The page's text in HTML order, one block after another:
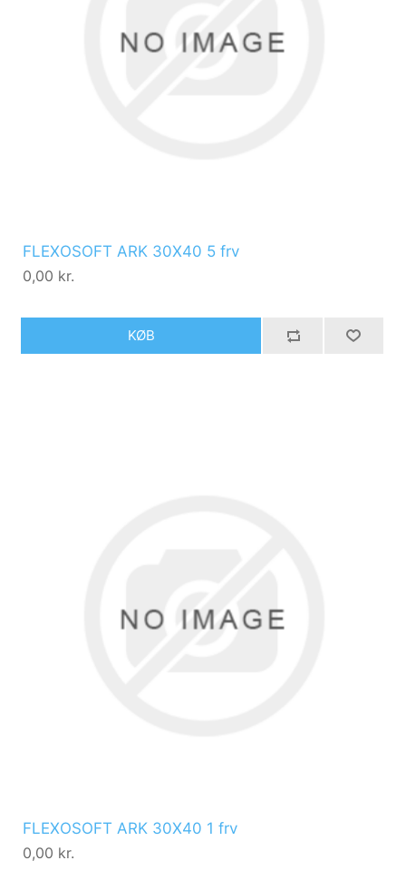
FLEXOSOFT ARK 30X40 5 frv
0,00 kr.
KØB
FLEXOSOFT ARK 30X40 1 frv
0,00 kr.